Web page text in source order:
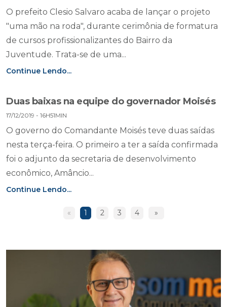
O prefeito Clesio Salvaro acaba de lançar o projeto
"uma mão na roda", durante cerimônia de formatura
de cursos profissionalizantes do Bairro da
Juventude. Trata-se de uma...
Continue Lendo...
Duas baixas na equipe do governador Moisés
17/12/2019 - 16H51MIN
O governo do Comandante Moisés teve duas saídas
nesta terça-feira. O primeiro a ter a saída confirmada
foi o adjunto da secretaria de desenvolvimento
econômico, Amâncio...
Continue Lendo...
« 1 2 3 4 »